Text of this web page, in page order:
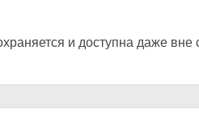
и доступна даже